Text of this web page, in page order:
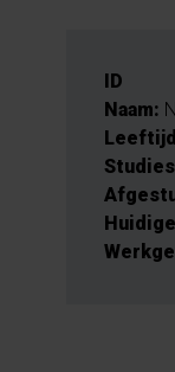
ID
Naam: